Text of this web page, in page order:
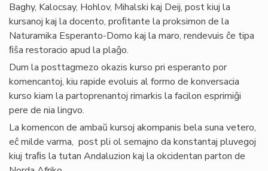
Baghy, Kalocsay, Hohlov, Mihalski kaj Deij, post kiuj la
kursanoj kaj la docento, proﬁtante la proksimon de la
Naturamika Esperanto-Domo kaj la maro, rendevuis ĉe tipa
ﬁŝa restoracio apud la plaĝo.
Dum la posttagmezo okazis kurso pri esperanto por
komencantoj, kiu rapide evoluis al formo de konversacia
kurso kiam la partoprenantoj rimarkis la facilon esprimiĝi
pere de nia lingvo.
La komencon de ambaŭ kursoj akompanis bela suna vetero,
eĉ milde varma, post pli ol semajno da konstantaj pluvegoj
kiuj traﬁs la tutan Andaluzion kaj la okcidentan parton de